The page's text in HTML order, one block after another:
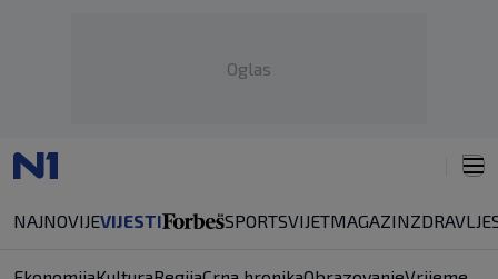
Oglas
NAJNOVIJEVIJESTI SPORTSVIJETMAGAZINZDRAVLJE